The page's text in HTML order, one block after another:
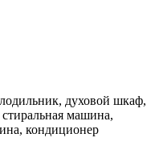
духовой шкаф,
машина,
кондиционер